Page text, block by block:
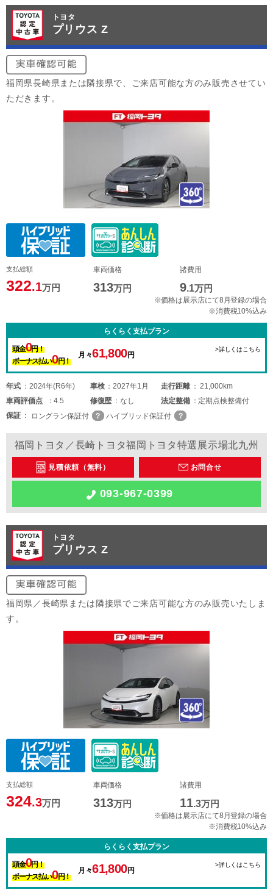
トヨタ
プリウス Z
福岡県長崎県または隣接県で、ご来店可能な方のみ販売させてい
ただきます。
支払総額
322.1万円
車両価格
313万円
諸費用
9.1万円
※価格は展示店にて8月登録の場合
※消費税10%込み
らくらく支払プラン
頭金0円！
ボーナス払い0円！
月々61,800円
>詳しくはこちら
年式 2024年(R6年) 車検 2027年1月 走行距離
21,000km
車両評価点 4.5 修復歴 なし 法定整備
定期点検整備付
保証
ロングラン保証付 ハイブリッド保証付
福岡トヨタ／長崎トヨタ福岡トヨタ特選展示場北九州
見積依頼（無料） お問合せ
093-967-0399
トヨタ
プリウス Z
福岡県／長崎県または隣接県でご来店可能な方のみ販売いたしま
す。
支払総額
324.3万円
車両価格
313万円
諸費用
11.3万円
※価格は展示店にて8月登録の場合
※消費税10%込み
らくらく支払プラン
頭金0円！
ボーナス払い0円！
月々61,800円
>詳しくはこちら